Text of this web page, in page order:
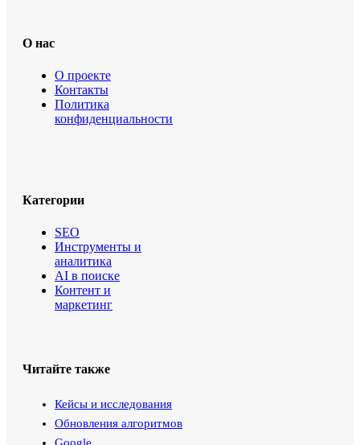
О нас
О проекте
Контакты
Политика
конфиденциальности
Категории
SEO
Инструменты и
аналитика
AI в поиске
Контент и
маркетинг
Читайте также
Кейсы и исследования
Обновления алгоритмов